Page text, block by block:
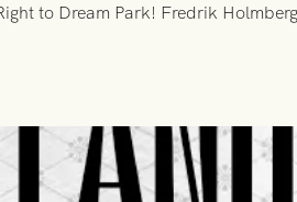
to Dream Park! Fredrik